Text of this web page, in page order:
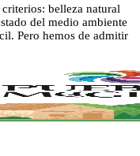
belleza natural
del medio ambiente
Pero hemos de admitir